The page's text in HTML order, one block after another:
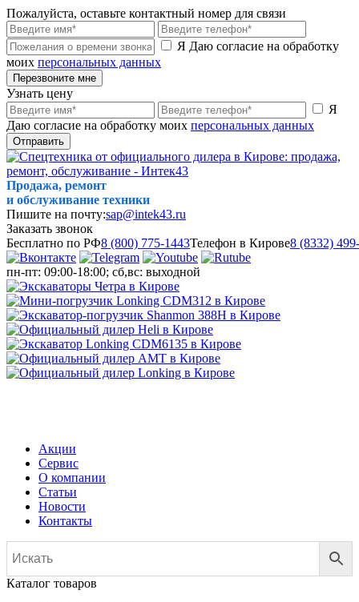
Пожалуйста, оставьте контактный номер для связи
Я Даю согласие на обработку
моих персональных данных
Перезвоните мне
Узнать цену
Я
Даю согласие на обработку моих персональных данных
Отправить
Продажа, ремонт
и обслуживание техники
Пишите на почту:sap@intek43.ru
Заказать звонок
Бесплатно по РФ8 (800) 775-1443Телефон в Кирове8 (8332)
пн-пт: 09:00-18:00; сб,вс: выходной
Акции
Сервис
О компании
Статьи
Новости
Контакты
Каталог товаров